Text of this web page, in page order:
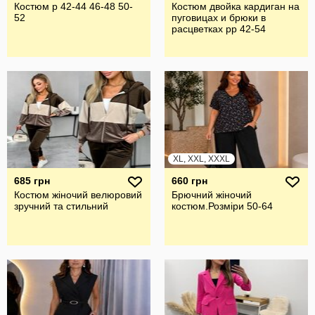
Костюм р 42-44 46-48 50-
52
Костюм двойка кардиган на
пуговицах и брюки в
расцветках рр 42-54
685 грн
Костюм жіночий велюровий
зручний та стильний
XL, XXL, XXXL
660 грн
Брючний жiночий
костюм.Розмiри 50-64